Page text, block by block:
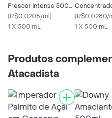
Frescor Intenso 500
mL
(R$0.0205/ml)
1 X 500 mL
Intenso
(R$0.0280/
1 X 500 mL
Produtos
Atacadista